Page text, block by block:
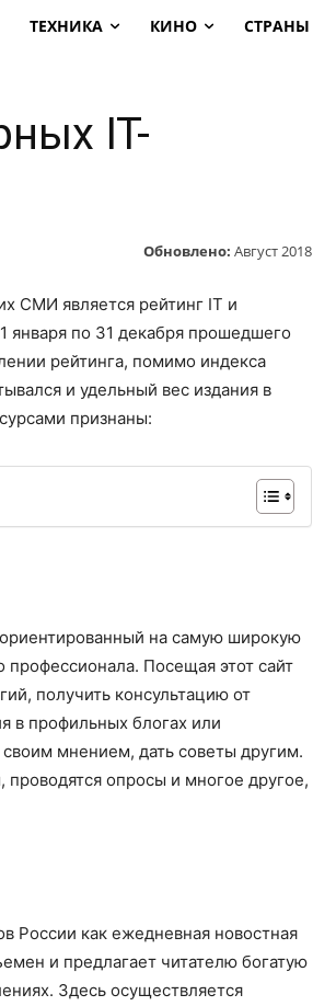
ТЕХНИКА КИНО СТРАНЫ
IT-
Обновлено: Август 2018
СМИ является рейтинг IT и
января по 31 декабря прошедшего
рейтинга, помимо индекса
и удельный вес издания в
признаны:
на самую широкую
Посещая этот сайт
получить консультацию от
в профильных блогах или
мнением, дать советы другим.
опросы и многое другое,
России как ежедневная новостная
и предлагает читателю богатую
Здесь осуществляется